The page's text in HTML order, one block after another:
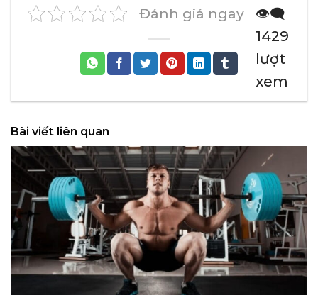
Đánh giá ngay
👁️‍🗨️
1429
lượt
xem
Bài viết liên quan